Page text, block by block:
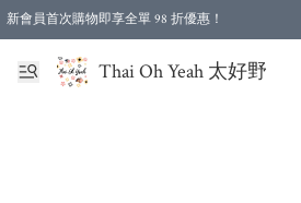
新會員首次購物即享全單 98 折優惠！
特選會員可享全單低至 96 折優惠！
Thai Oh Yeah 太好野